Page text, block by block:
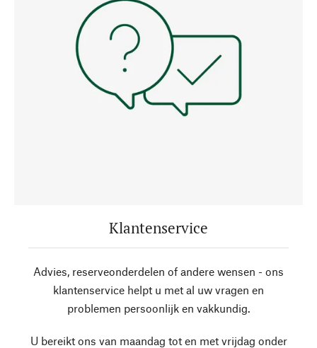
Klantenservice
Advies, reserveonderdelen of andere wensen - ons
klantenservice helpt u met al uw vragen en
problemen persoonlijk en vakkundig.
U bereikt ons van maandag tot en met vrijdag onder